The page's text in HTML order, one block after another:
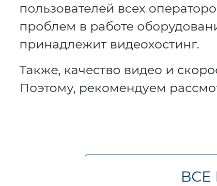
пользователей всех
проблем в работе
принадлежит видеохостинг.
Также, качество видео и
Поэтому, рекомендуем